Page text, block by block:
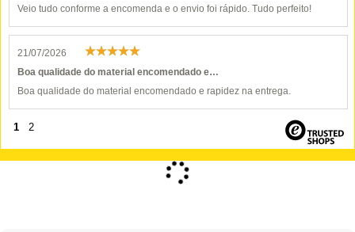
Veio tudo conforme a encomenda e o envio foi rápido. Tudo perfeito!
21/07/2026
Boa qualidade do material encomendado e…
Boa qualidade do material encomendado e rapidez na entrega.
1 2